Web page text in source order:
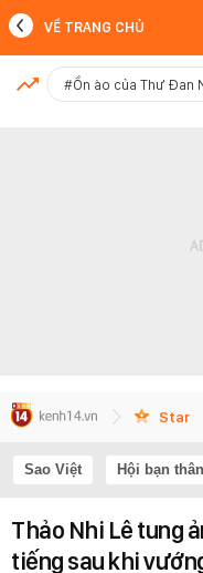
MỚI NHẤT
VỀ TRANG CHỦ
#Ồn ào của Thư Đan
Star
Sao Việt Hội bạn
Thảo Nhi Lê tung
tiếng sau khi